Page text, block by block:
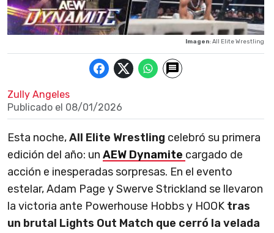
Imagen: All Elite Wrestling
Zully Angeles
Publicado el 08/01/2026
Esta noche,All Elite Wrestling celebró su primera
edición del año: un AEW Dynamite cargado de
acción e inesperadas sorpresas. En el evento
estelar, Adam Page y Swerve Strickland se llevaron
la victoria ante Powerhouse Hobbs y HOOK tras
un brutal Lights Out Match que cerró la velada